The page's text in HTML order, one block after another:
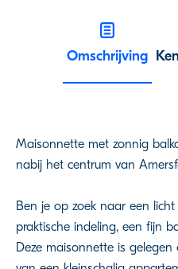
Omschrijving
Maisonnette met zonnig
nabij het centrum van
Ben je op zoek naar een
praktische indeling, een fijn
Deze maisonnette is